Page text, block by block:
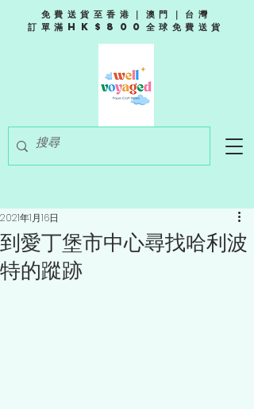
免費送貨至香港｜澳門｜台灣
訂單滿HK$800全球免費送貨
到愛丁堡市中心尋找哈利波
特的蹤跡
2021年1月16日